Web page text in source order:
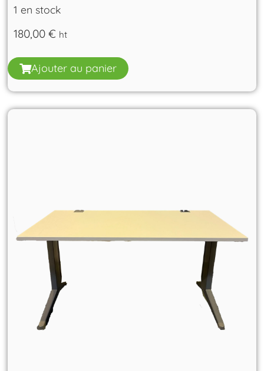
1 en stock
180,00€ ht
Ajouter au panier